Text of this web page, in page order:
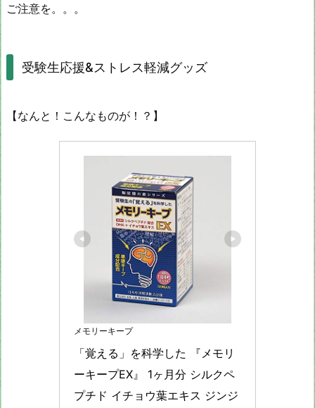
ご注意を。。。
受験生応援&ストレス軽減グッズ
【なんと！こんなものが！？】
メモリーキープ
「覚える」を科学した 『メモリ
ーキープEX』 1ヶ月分 シルクペ
プチド イチョウ葉エキス ジンジ